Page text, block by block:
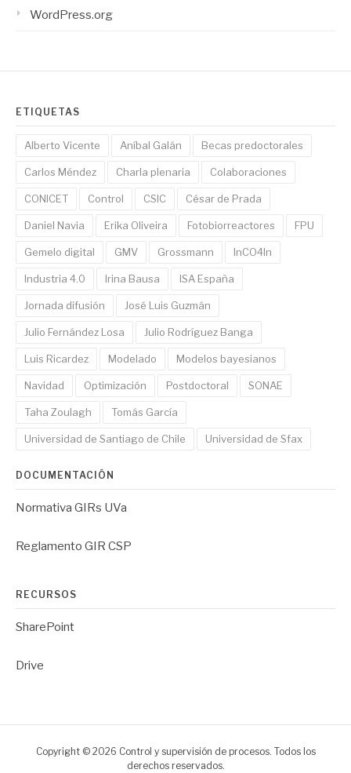
WordPress.org
ETIQUETAS
Alberto Vicente Aníbal Galán Becas predoctorales
Carlos Méndez Charla plenaria Colaboraciones
CONICET Control CSIC César de Prada
Daniel Navia Erika Oliveira Fotobiorreactores FPU
Gemelo digital GMV Grossmann InCO4In
Industria 4.0 Irina Bausa ISA España
Jornada difusión José Luis Guzmán
Julio Fernández Losa Julio Rodríguez Banga
Luis Ricardez Modelado Modelos bayesianos
Navidad Optimización Postdoctoral SONAE
Taha Zoulagh Tomás García
Universidad de Santiago de Chile Universidad de Sfax
DOCUMENTACIÓN
Normativa GIRs UVa
Reglamento GIR CSP
RECURSOS
SharePoint
Drive
Copyright © 2026 Control y supervisión de procesos. Todos los
derechos reservados.